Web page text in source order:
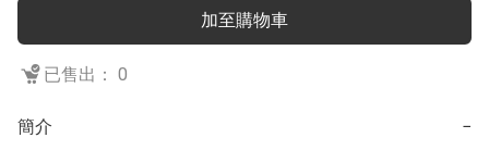
加至購物車
已售出： 0
簡介 −